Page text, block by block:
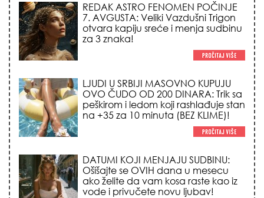
REDAK ASTRO FENOMEN POČINJE
7. AVGUSTA: Veliki Vazdušni Trigon
otvara kapiju sreće i menja sudbinu
za 3 znaka!
LJUDI U SRBIJI MASOVNO KUPUJU
OVO ČUDO OD 200 DINARA: Trik sa
peškirom i ledom koji rashlađuje stan
na +35 za 10 minuta (BEZ KLIME)!
DATUMI KOJI MENJAJU SUDBINU:
Ošišajte se OVIH dana u mesecu
ako želite da vam kosa raste kao iz
vode i privučete novu ljubav!